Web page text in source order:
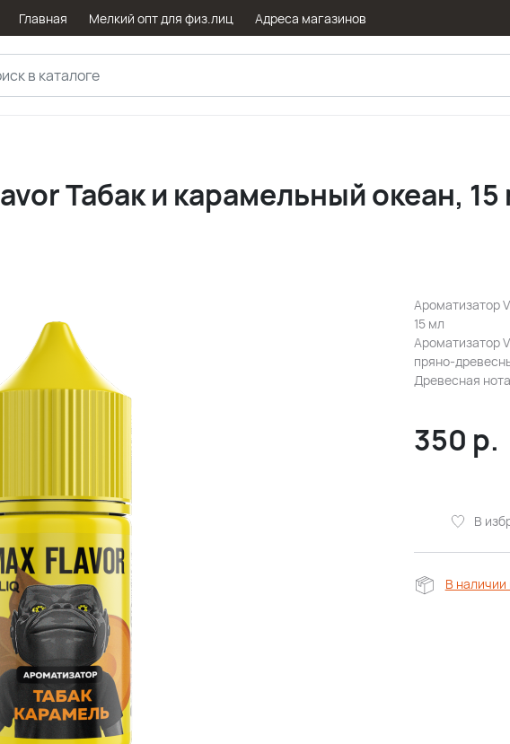
Главная Мелкий опт для физ.лиц Адреса магазинов
Табак и карамельный океан, 15
Ароматизатор
15 мл
Ароматизатор
пряно-
Древесная
350 р.
В
В наличии